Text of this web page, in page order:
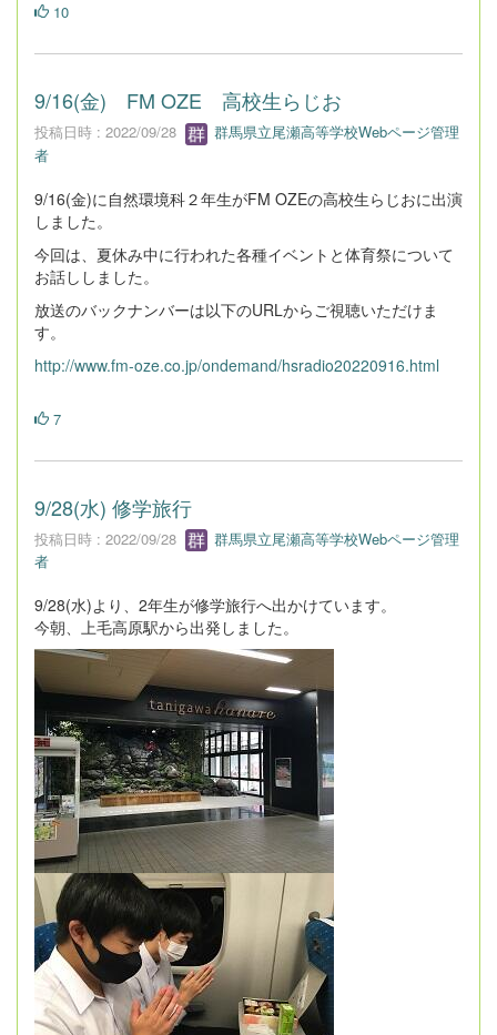
10
9/16(金) FM OZE 高校生らじお
投稿日時 : 2022/09/28
群馬県立尾瀬高等学校Webページ管理
者
9/16(金)に自然環境科２年生がFM OZEの高校生らじおに出演
しました。
今回は、夏休み中に行われた各種イベントと体育祭について
お話ししました。
放送のバックナンバーは以下のURLからご視聴いただけま
す。
http://www.fm-oze.co.jp/ondemand/hsradio20220916.html
7
9/28(水) 修学旅行
投稿日時 : 2022/09/28
群馬県立尾瀬高等学校Webページ管理
者
9/28(水)より、2年生が修学旅行へ出かけています。
今朝、上毛高原駅から出発しました。